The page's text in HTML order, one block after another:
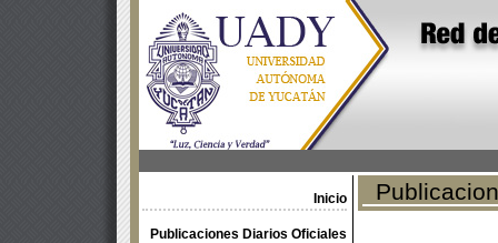
Inicio
Publicaciones Diarios Oficiales